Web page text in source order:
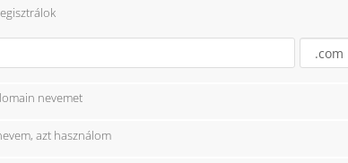
nevemet
azt használom